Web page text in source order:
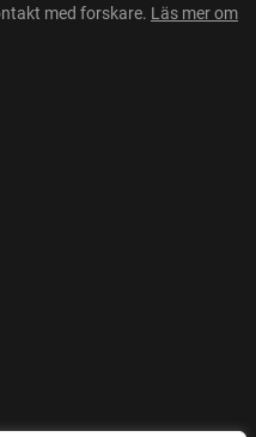
med forskare. Läs mer om